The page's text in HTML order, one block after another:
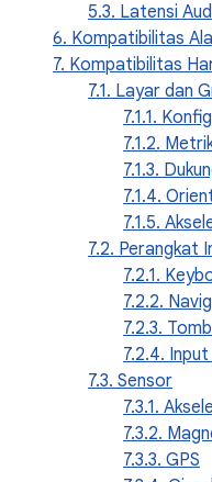
5.3. Latensi
6. Kompatibilitas
7. Kompatibilitas
7.1. Layar dan
7.1.1.
7.1.2.
7.1.3.
7.1.4.
7.1.5.
7.2. Perangkat
7.2.1.
7.2.2.
7.2.3.
7.2.4.
7.3. Sensor
7.3.1.
7.3.2.
7.3.3. GPS